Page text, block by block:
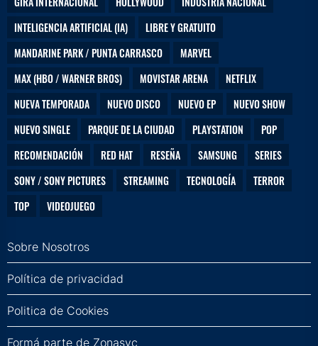
INTELIGENCIA ARTIFICIAL (IA)
LIBRE Y GRATUITO
MANDARINE PARK / PUNTA CARRASCO
MARVEL
MAX (HBO / WARNER BROS)
MOVISTAR ARENA
NETFLIX
NUEVA TEMPORADA
NUEVO DISCO NUEVO EP
NUEVO SHOW
NUEVO SINGLE
PARQUE DE LA CIUDAD PLAYSTATION
POP
RECOMENDACIÓN
RED HAT RESEÑA SAMSUNG
SERIES
SONY / SONY PICTURES
STREAMING TECNOLOGÍA
TERROR
TOP
VIDEOJUEGO
Sobre Nosotros
Política de privacidad
Politica de Cookies
Formá parte de Zonasyc